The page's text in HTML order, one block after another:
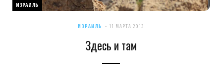
ИЗРАИЛЬ
ИЗРАИЛЬ 11 МАРТА 2013
Здесь и там